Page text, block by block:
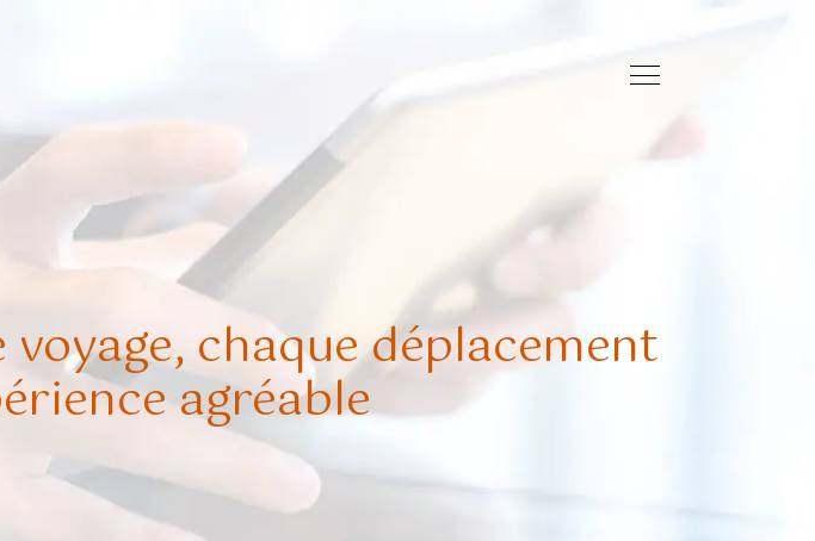
chaque déplacement
agréable